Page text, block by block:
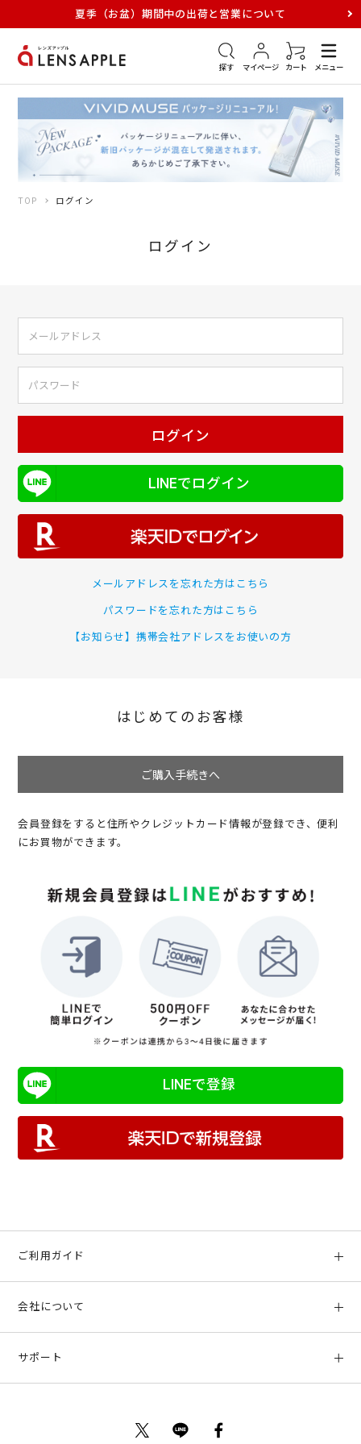
夏季（お盆）期間中の出荷と営業について
探す マイページ カート メニュー
アキュビュー メダリスト メガネ
TOP ログイン
ログイン
ログイン
LINEでログイン
メールアドレスを忘れた方はこちら
パスワードを忘れた方はこちら
【お知らせ】携帯会社アドレスをお使いの方
はじめてのお客様
ご購入手続きへ
会員登録をすると住所やクレジットカード情報が登録でき、便利
にお買物ができます。
LINEで登録
ご利用ガイド
お支払い方法、配送について
返品について
会社について
サポート